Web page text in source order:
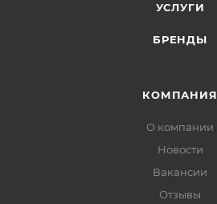
УСЛУГИ
БРЕНДЫ
КОМПАНИЯ
О компании
Новости
Вакансии
Отзывы